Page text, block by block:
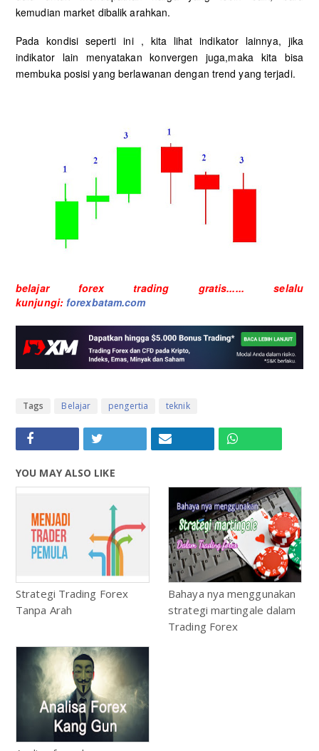
kemudian market dibalik arahkan.
Pada kondisi seperti ini , kita lihat indikator lainnya, jika
indikator lain menyatakan konvergen juga,maka kita bisa
membuka posisi yang berlawanan dengan trend yang terjadi.
belajar forex trading gratis...... selalu
kunjungi: forexbatam.com
Tags Belajar pengertia teknik
YOU MAY ALSO LIKE
Strategi Trading Forex
Tanpa Arah
Bahaya nya menggunakan
strategi martingale dalam
Trading Forex